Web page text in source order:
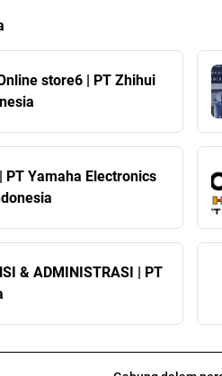
store6 | PT Zhihui
PT Yamaha Electronics
& ADMINISTRASI | PT